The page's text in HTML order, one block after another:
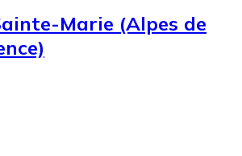
Marie (Alpes de